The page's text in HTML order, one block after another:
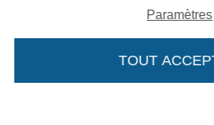
CGV
Droit de
Paramètres
TOUT